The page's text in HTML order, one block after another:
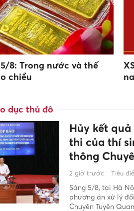
8: Trong nước và thế
chiều
dục thủ đô
Hủy kết
thi của thí
thông
2 giờ trước Tiêu
Sáng 5/8, tại Hà
phương án xử lý
Chuyên Tuyên